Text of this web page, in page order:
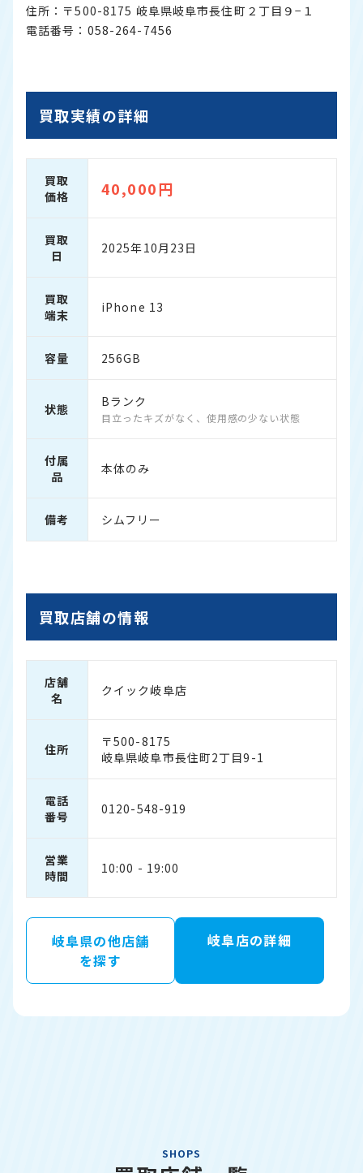
住所：〒500-8175 岐阜県岐阜市長住町２丁目９−１
電話番号：058-264-7456
買取実績の詳細
買取
価格
40,000円
買取
日
2025年10月23日
買取
端末
iPhone 13
容量 256GB
状態 Bランク
目立ったキズがなく、使用感の少ない状態
付属
品
本体のみ
備考 シムフリー
買取店舗の情報
店舗
名
クイック岐阜店
住所
〒500-8175
岐阜県岐阜市長住町2丁目9-1
電話
番号
0120-548-919
営業
時間
10:00 - 19:00
岐阜県の他店舗
を探す
岐阜店の詳細
SHOPS